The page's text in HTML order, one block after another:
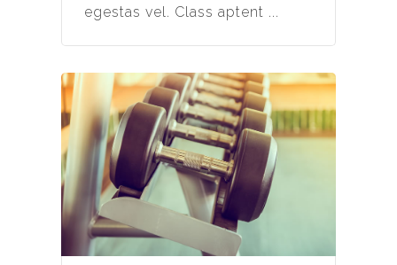
egestas vel. Class aptent ...